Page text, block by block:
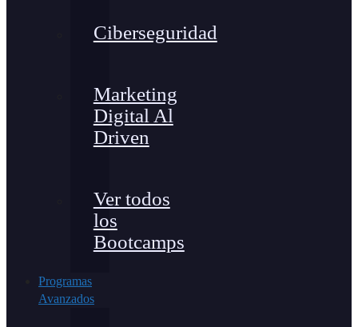
Ciberseguridad
Marketing
Digital Al
Driven
Ver todos
los
Bootcamps
Programas
Avanzados